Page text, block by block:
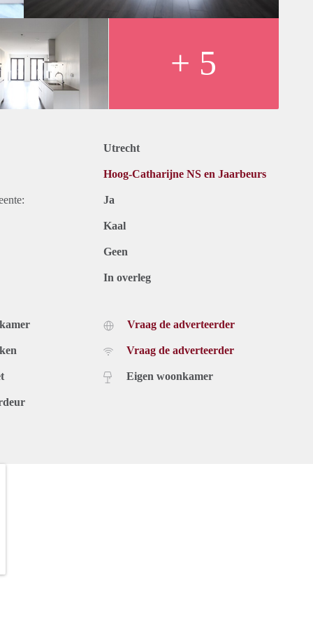
maanden.
btw.
met ons opnemen of uzelf inschrijven op onze website.
+ 5
Utrecht
Hoog-Catharijne NS en Jaarbeurs
Ja
Kaal
Geen
In overleg
Vraag de adverteerder
Vraag de adverteerder
Eigen woonkamer